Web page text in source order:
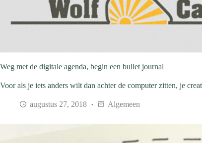
Weg met de digitale agenda, begin een bullet journal
Voor als je iets anders wilt dan achter de computer zitten, je
augustus 27, 2018 Algemeen